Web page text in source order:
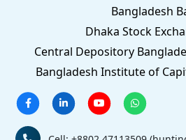
Bangladesh
Dhaka Stock
Central Depository
Bangladesh Institute of